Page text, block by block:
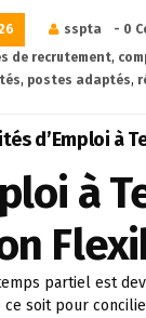
sspta - 0
de recrutement,
, postes adaptés,
d’Emploi à
à
partiel est
ce soit pour